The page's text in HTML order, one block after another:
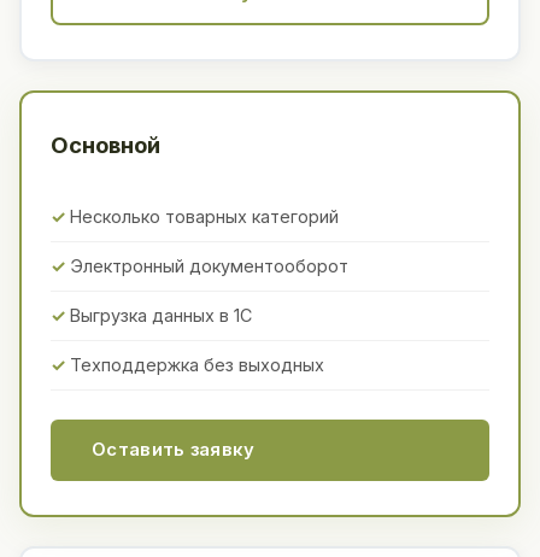
Основной
Несколько товарных категорий
Электронный документооборот
Выгрузка данных в 1С
Техподдержка без выходных
Оставить заявку